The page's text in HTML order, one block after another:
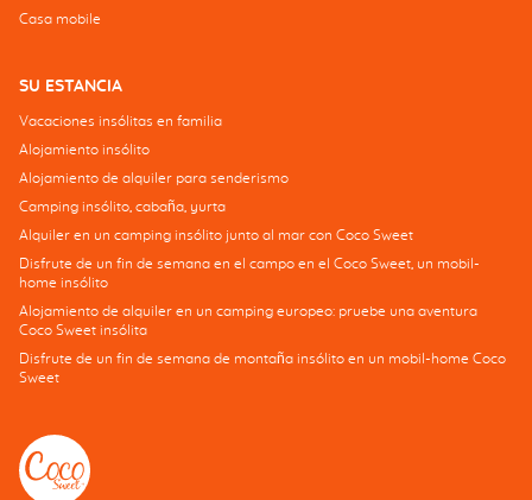
Casa mobile
SU ESTANCIA
Vacaciones insólitas en familia
Alojamiento insólito
Alojamiento de alquiler para senderismo
Camping insólito, cabaña, yurta
Alquiler en un camping insólito junto al mar con Coco Sweet
Disfrute de un fin de semana en el campo en el Coco Sweet, un mobil-
home insólito
Alojamiento de alquiler en un camping europeo: pruebe una aventura
Coco Sweet insólita
Disfrute de un fin de semana de montaña insólito en un mobil-home Coco
Sweet